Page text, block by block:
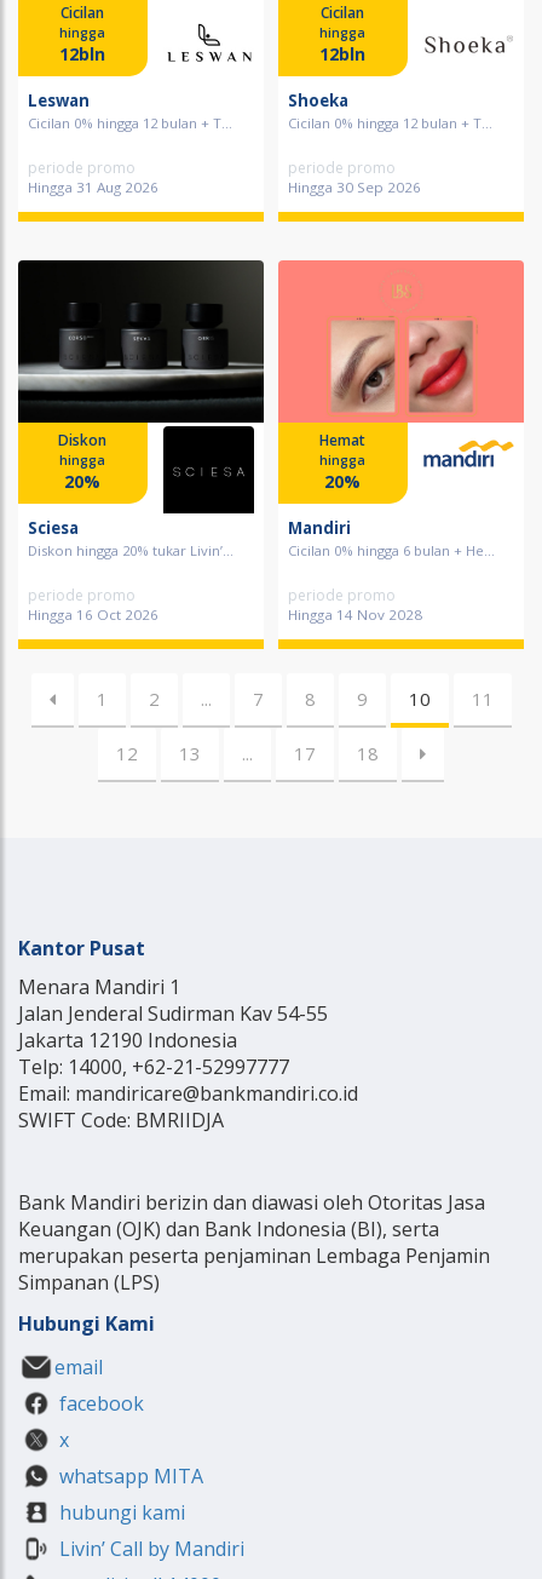
Cicilan
hingga
12bln
Leswan
Cicilan 0% hingga 12 bulan + T...
periode promo
Hingga 31 Aug 2026
Cicilan
hingga
12bln
Shoeka
Cicilan 0% hingga 12 bulan + T...
periode promo
Hingga 30 Sep 2026
Diskon
hingga
20%
Sciesa
Diskon hingga 20% tukar Livin’...
periode promo
Hingga 16 Oct 2026
Hemat
hingga
20%
Mandiri
Cicilan 0% hingga 6 bulan + He...
periode promo
Hingga 14 Nov 2028
1 2 ... 7 8 9 10 11
12 13 ... 17 18
Kantor Pusat
Menara Mandiri 1
Jalan Jenderal Sudirman Kav 54-55
Jakarta 12190 Indonesia
Telp: 14000, +62-21-52997777
Email: mandiricare@bankmandiri.co.id
SWIFT Code: BMRIIDJA
Bank Mandiri berizin dan diawasi oleh Otoritas Jasa
Keuangan (OJK) dan Bank Indonesia (BI), serta
merupakan peserta penjaminan Lembaga Penjamin
Simpanan (LPS)
Hubungi Kami
email
facebook
x
whatsapp MITA
hubungi kami
Livin’ Call by Mandiri